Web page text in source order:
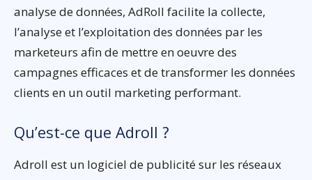
analyse de données, AdRoll facilite la collecte,
l’analyse et l’exploitation des données par les
marketeurs afin de mettre en oeuvre des
campagnes efficaces et de transformer les données
clients en un outil marketing performant.
Qu’est-ce que Adroll ?
Adroll est un logiciel de publicité sur les réseaux